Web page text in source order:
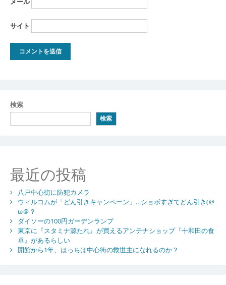
サイト
検索
検索
最近の投稿
八戸中心街に防犯カメラ
ウィルコムが「どん引きキャンペーン」…ショボすぎてどん引き(＠
ω＠？
ダイソーの100円ガーデンランプ
東京に『スタミナ源たれ』が買えるアンテナショップ『十和田の食
卓』があるらしい
開館から1年、はっちは中心街の救世主になれるのか？